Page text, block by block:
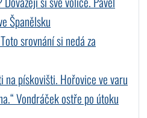
Španělsku
srovnání si nedá za
na pískovišti. Hořovice ve varu
Vondráček ostře po útoku